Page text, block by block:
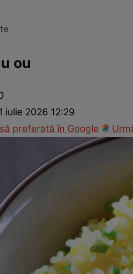
ou
iulie 2026 12:29
preferată în Google